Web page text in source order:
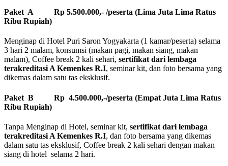
Paket A Rp 5.500.000,- /peserta (Lima Juta Lima Ratus
Ribu Rupiah)
Menginap di Hotel Puri Saron Yogyakarta (1 kamar/peserta) selama
3 hari 2 malam, konsumsi (makan pagi, makan siang, makan
malam), Coffee break 2 kali sehari, sertifikat dari lembaga
terakreditasi A Kemenkes R.I, seminar kit, dan foto bersama yang
dikemas dalam satu tas eksklusif.
Paket B Rp 4.500.000,-/peserta (Empat Juta Lima Ratus
Ribu Rupiah)
Tanpa Menginap di Hotel, seminar kit, sertifikat dari lembaga
terakreditasi A Kemenkes R.I, dan foto bersama yang dikemas
dalam satu tas eksklusif, Coffee break 2 kali sehari dengan makan
siang di hotel selama 2 hari.